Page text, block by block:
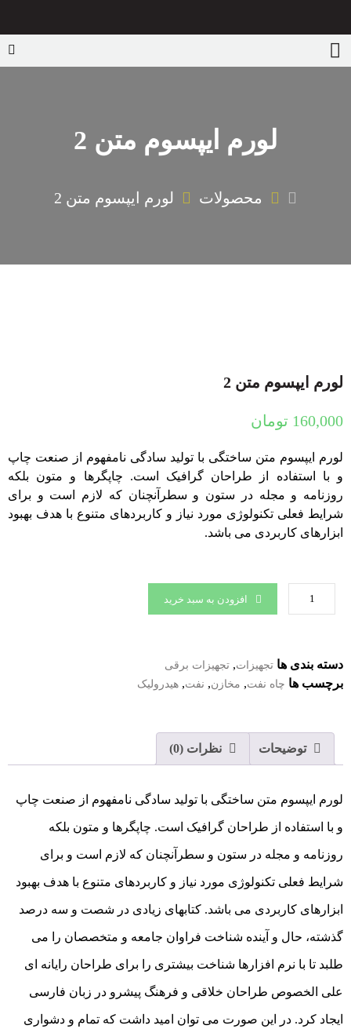
لورم ایپسوم متن 2
محصولات لورم ایپسوم متن 2
لورم ایپسوم متن 2
160,000 تومان
لورم ایپسوم متن ساختگی با تولید سادگی نامفهوم از صنعت چاپ
و با استفاده از طراحان گرافیک است. چاپگرها و متون بلکه
روزنامه و مجله در ستون و سطرآنچنان که لازم است و برای
شرایط فعلی تکنولوژی مورد نیاز و کاربردهای متنوع با هدف بهبود
ابزارهای کاربردی می باشد.
افزودن به سبد خرید
دسته بندی ها تجهیزات, تجهیزات برقی
برچسب ها چاه نفت, مخازن, نفت, هیدرولیک
توضیحات نظرات (0)
لورم ایپسوم متن ساختگی با تولید سادگی نامفهوم از صنعت چاپ
و با استفاده از طراحان گرافیک است. چاپگرها و متون بلکه
روزنامه و مجله در ستون و سطرآنچنان که لازم است و برای
شرایط فعلی تکنولوژی مورد نیاز و کاربردهای متنوع با هدف بهبود
ابزارهای کاربردی می باشد. کتابهای زیادی در شصت و سه درصد
گذشته، حال و آینده شناخت فراوان جامعه و متخصصان را می
طلبد تا با نرم افزارها شناخت بیشتری را برای طراحان رایانه ای
علی الخصوص طراحان خلاقی و فرهنگ پیشرو در زبان فارسی
ایجاد کرد. در این صورت می توان امید داشت که تمام و دشواری